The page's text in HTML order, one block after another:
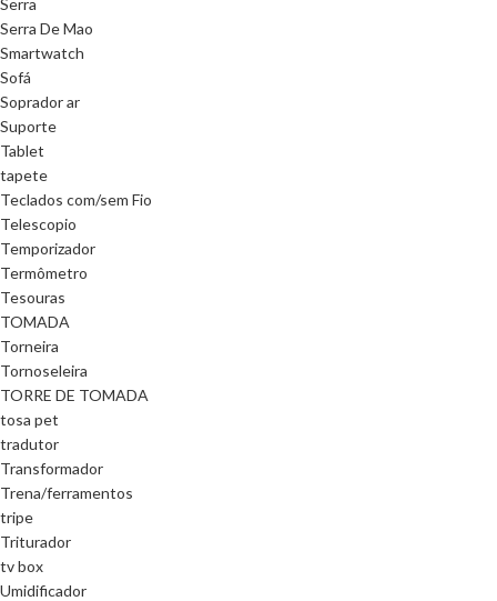
Serra
Serra De Mao
Smartwatch
Sofá
Soprador ar
Suporte
Tablet
tapete
Teclados com/sem Fio
Telescopio
Temporizador
Termômetro
Tesouras
TOMADA
Torneira
Tornoseleira
TORRE DE TOMADA
tosa pet
tradutor
Transformador
Trena/ferramentos
tripe
Triturador
tv box
Umidificador